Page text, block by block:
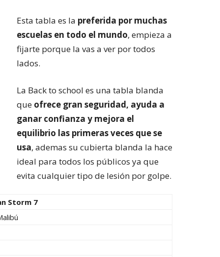
Esta tabla es la preferida por muchas
escuelas en todo el mundo, empieza a
fijarte porque la vas a ver por todos
lados.
La Back to school es una tabla blanda
que ofrece gran seguridad, ayuda a
ganar confianza y mejora el
equilibrio las primeras veces que se
usa, ademas su cubierta blanda la hace
ideal para todos los públicos ya que
evita cualquier tipo de lesión por golpe.
Storm 7